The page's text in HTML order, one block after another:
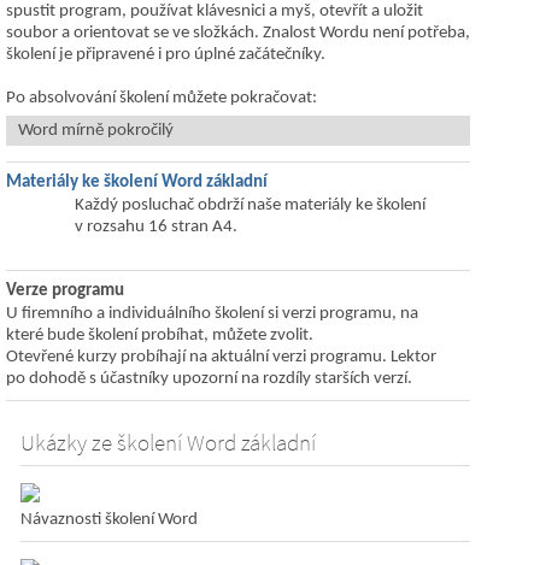
spustit program, používat klávesnici a myš, otevřít a uložit
soubor a orientovat se ve složkách. Znalost Wordu není potřeba,
školení je připravené i pro úplné začátečníky.
Po absolvování školení můžete pokračovat:
Word mírně pokročilý
Materiály ke školení Word základní
Každý posluchač obdrží naše materiály ke školení
v rozsahu 16 stran A4.
Verze programu
U firemního a individuálního školení si verzi programu, na
které bude školení probíhat, můžete zvolit.
Otevřené kurzy probíhají na aktuální verzi programu. Lektor
po dohodě s účastníky upozorní na rozdíly starších verzí.
Ukázky ze školení Word základní
Návaznosti školení Word